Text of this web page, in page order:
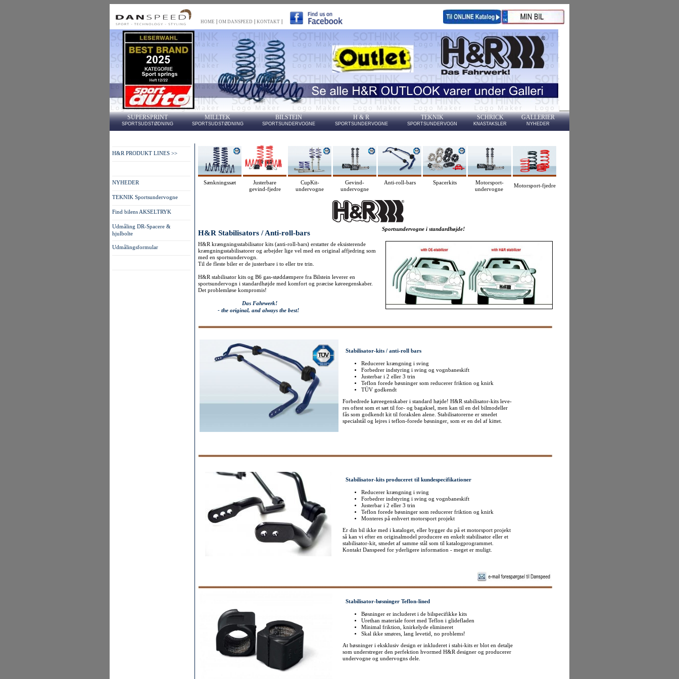
HOME OM DANSPEED KONTAKT
SUPERSPRINT
SPORTSUDSTØDNING
MILLTEK
SPORTSUDSTØDNING
BILSTEIN
SPORTSUNDERVOGNE
H & R
SPORTSUNDERVOGNE
TEKNIK
SPORTSUNDERVOGN
SCHRICK
KNASTAKSLER
GALLERIER
NYHEDER
H&R PRODUKT LINES >>
NYHEDER
TEKNIK Sportsundervogne
Find bilens AKSELTRYK
Udmåling DR-Spacere &
hjulbolte
Udmålingsformular
Sænkningssæt
Justerbare
gevind-fjedre
CupKit-
undervogne
Gevind-
undervogne
Anti-roll-bars Spacerkits
Motorsport-
undervogne
Motorsport-fjedre
H&R Stabilisators / Anti-roll-bars Sportsundervogne i standardhøjde!
H&R krængningsstabilisator kits (anti-roll-bars) erstatter de eksisterende
krængningsstabilisatorer og arbejder lige vel med en original affjedring som
med en sportsundervogn.
Til de fleste biler er de justerbare i to eller tre trin.
H&R stabilisator kits og B6 gas-støddæmpere fra Bilstein leverer en
sportsundervogn i standardhøjde med komfort og præcise køreegenskaber.
Det problemløse kompromis!
Das Fahrwerk!
- the original, and always the best!
Stabilisator-kits / anti-roll bars
Reducerer krængning i sving
Forbedrer indstyring i sving og vognbaneskift
Justerbar i 2 eller 3 trin
Teflon forede bøsninger som reducerer friktion og knirk
TÜV godkendt
Forbedrede køreegenskaber i standard højde! H&R stabilisator-kits leve-
res oftest som et sæt til for- og bagaksel, men kan til en del bilmodeller
fås som godkendt kit til forakslen alene. Stabilisatorerne er smedet
specialstål og lejres i teflon-forede bøsninger, som er en del af kittet.
Stabilisator-kits produceret til kundespecifikationer
Reducerer krængning i sving
Forbedrer indstyring i sving og vognbaneskift
Justerbar i 2 eller 3 trin
Teflon forede bøsninger som reducerer friktion og knirk
Monteres på enhvert motorsport projekt
Er din bil ikke med i kataloget, eller bygger du på et motorsport projekt
så kan vi efter en originalmodel producere en enkelt stabilisator eller et
stabilisator-kit, smedet af samme stål som til katalogprogrammet.
Kontakt Danspeed for yderligere information - meget er muligt.
Stabilisator-bøsninger Teflon-lined
Bøsninger er includeret i de bilspecifikke kits
Urethan materiale foret med Teflon i glidefladen
Minimal friktion, knirkelyde elimineret
Skal ikke smøres, lang levetid, no problems!
At bøsninger i eksklusiv design er inkluderet i stabi-kits er blot en detalje
som understreger den perfektion hvormed H&R designer og producerer
undervogne og undervogns dele.